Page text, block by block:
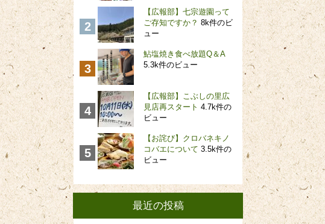
【広報部】七宗遊園って
ご存知ですか？ 8k件のビ
ュー
鮎塩焼き食べ放題Q＆A
5.3k件のビュー
【広報部】こぶしの里広
見店再スタート 4.7k件の
ビュー
【お詫び】クロバネキノ
コバエについて 3.5k件の
ビュー
最近の投稿